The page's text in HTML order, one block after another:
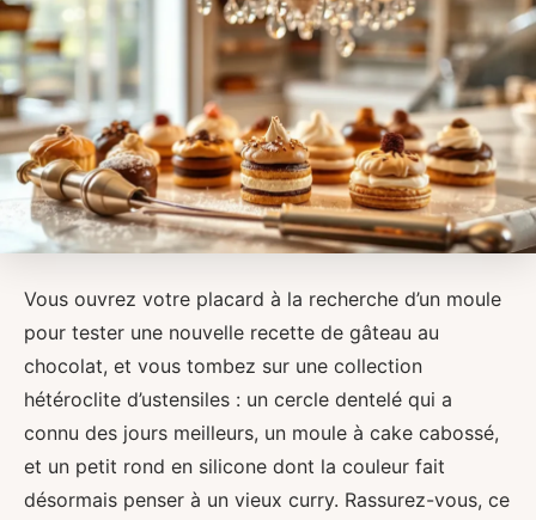
Vous ouvrez votre placard à la recherche d’un moule
pour tester une nouvelle recette de gâteau au
chocolat, et vous tombez sur une collection
hétéroclite d’ustensiles : un cercle dentelé qui a
connu des jours meilleurs, un moule à cake cabossé,
et un petit rond en silicone dont la couleur fait
désormais penser à un vieux curry. Rassurez-vous, ce